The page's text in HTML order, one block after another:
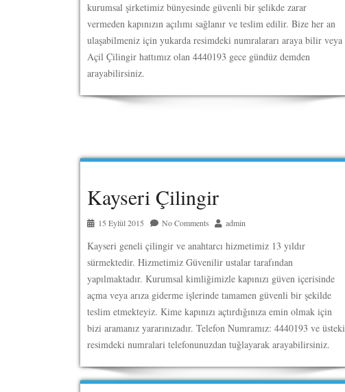
kurumsal şirketimiz bünyesinde güvenli bir şelikde zarar
vermeden kapınızın açılımı sağlanır ve teslim edilir. Bize her an
ulaşabilmeniz için yukarda resimdeki numralararı araya bilir veya
Açil Çilingir hattımız olan 4440193 gece gündüz demden
arayabilirsiniz.
Kayseri Çilingir
15 Eylül 2015 No Comments admin
Kayseri geneli çilingir ve anahtarcı hizmetimiz 13 yıldır
sürmektedir. Hizmetimiz Güvenilir ustalar tarafından
yapılmaktadır. Kurumsal kimliğimizle kapınızı güven içerisinde
açma veya arıza giderme işlerinde tamamen güvenli bir şekilde
teslim etmekteyiz. Kime kapınızı açtırdığınıza emin olmak için
bizi aramanız yararınızadır. Telefon Numramız: 4440193 ve üsteki
resimdeki numralari telefonunuzdan tuğlayarak arayabilirsiniz.